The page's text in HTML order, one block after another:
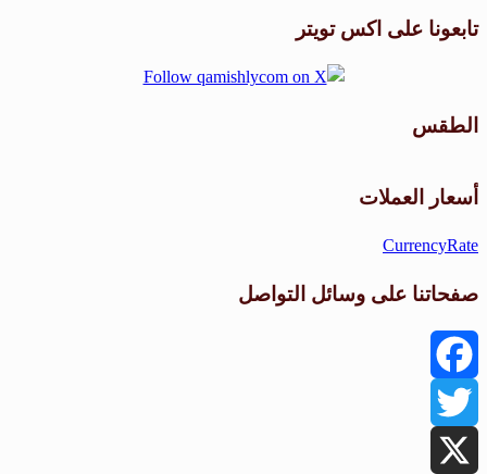
تابعونا على اكس تويتر
الطقس
أسعار العملات
CurrencyRate
صفحاتنا على وسائل التواصل
Facebook
Twitter